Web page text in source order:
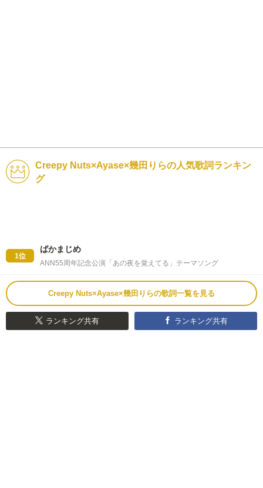
Creepy Nuts×Ayase×幾田りらの人気歌詞ランキン
グ
1位
ばかまじめ
ANN55周年記念公演「あの夜を覚えてる」テーマソング
Creepy Nuts×Ayase×幾田りらの歌詞一覧を見る
ランキング共有 ランキング共有